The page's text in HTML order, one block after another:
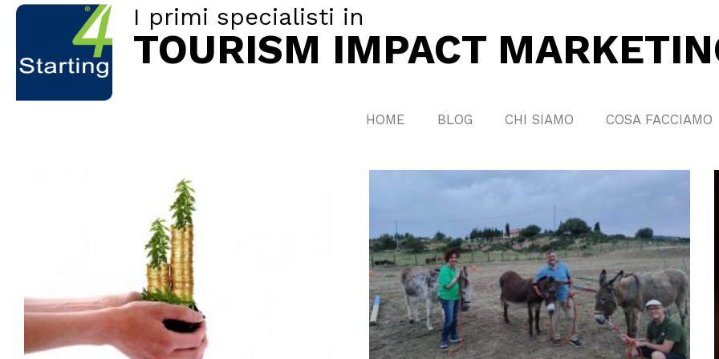
I primi specialisti in
TOURISM IMPACT
HOME BLOG CHI SIAMO COSA FACCIAMO